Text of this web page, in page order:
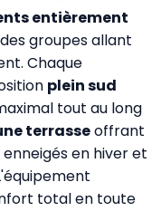
entièrement
groupes allant
Chaque
plein sud
tout au long
terrasseoffrant
en hiver et
total en toute